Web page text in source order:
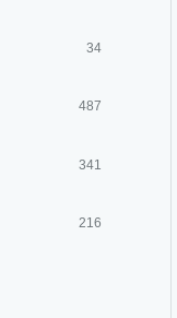
34
487
341
216